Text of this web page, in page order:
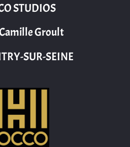
STUDIOS
Groult
SUR-SEINE